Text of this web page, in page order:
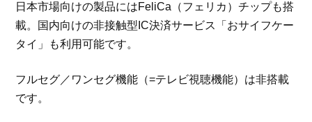
日本市場向けの製品にはFeliCa（フェリカ）チップも搭
載。国内向けの非接触型IC決済サービス「おサイフケー
タイ」も利用可能です。
フルセグ／ワンセグ機能（=テレビ視聴機能）は非搭載
です。